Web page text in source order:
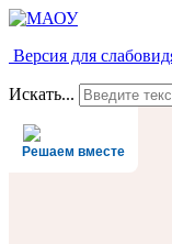
Версия для
Искать...
Решаем вместе